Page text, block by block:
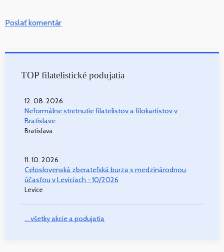
Poslať komentár
TOP filatelistické podujatia
12. 08. 2026
Neformálne stretnutie filatelistov a filokartistov v
Bratislave
Bratislava
11. 10. 2026
Celoslovenská zberateľská burza s medzinárodnou
účasťou v Leviciach - 10/2026
Levice
... všetky akcie a podujatia